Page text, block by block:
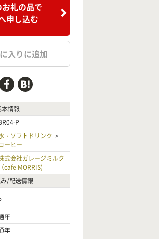
お礼の品で
申し込む
入りに追加
本情報
P
・ソフトドリンク >
コーヒー
式会社ガレージミルク
（cafe MORRIS)
/配送情報
年
年